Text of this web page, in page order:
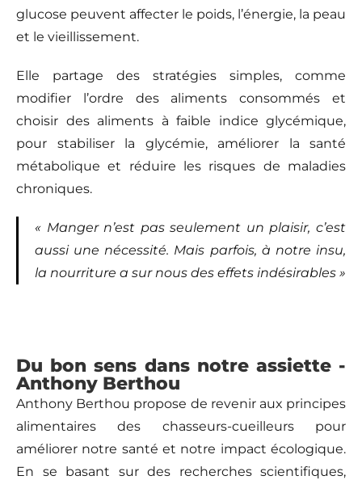
glucose peuvent affecter le poids, l’énergie, la peau
et le vieillissement.
Elle partage des stratégies simples, comme
modifier l’ordre des aliments consommés et
choisir des aliments à faible indice glycémique,
pour stabiliser la glycémie, améliorer la santé
métabolique et réduire les risques de maladies
chroniques.
« Manger n’est pas seulement un plaisir, c’est
aussi une nécessité. Mais parfois, à notre insu,
la nourriture a sur nous des effets indésirables »
Du bon sens dans notre assiette -
Anthony Berthou
Anthony Berthou propose de revenir aux principes
alimentaires des chasseurs-cueilleurs pour
améliorer notre santé et notre impact écologique.
En se basant sur des recherches scientifiques,